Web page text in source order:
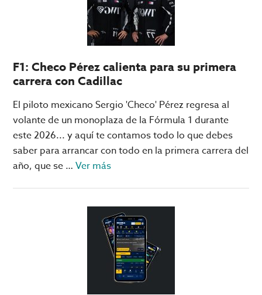
estudiantes
que
a
los
casinos
de
Las
Vegas
F1: Checo Pérez calienta para su primera
carrera con Cadillac
El piloto mexicano Sergio 'Checo' Pérez regresa al
volante de un monoplaza de la Fórmula 1 durante
este 2026... y aquí te contamos todo lo que debes
saber para arrancar con todo en la primera carrera del
año, que se …Ver másacerca
Checo
Pérez
calienta
para
su
primera